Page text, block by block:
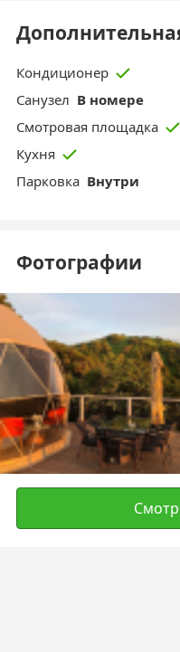
Кондиционер
Санузел В номере
Смотровая площадка
Кухня
Парковка Внутри
Фотографии